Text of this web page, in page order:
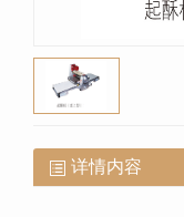
详情内容